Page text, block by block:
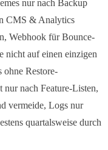
nur nach Backup
CMS & Analytics
Webhook für Bounce-
nicht auf einen einzigen
Restore-
nach Feature-Listen,
vermeide, Logs nur
quartalsweise durch